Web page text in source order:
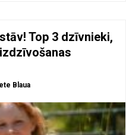
Top 3 dzīvnieki,
Blaua